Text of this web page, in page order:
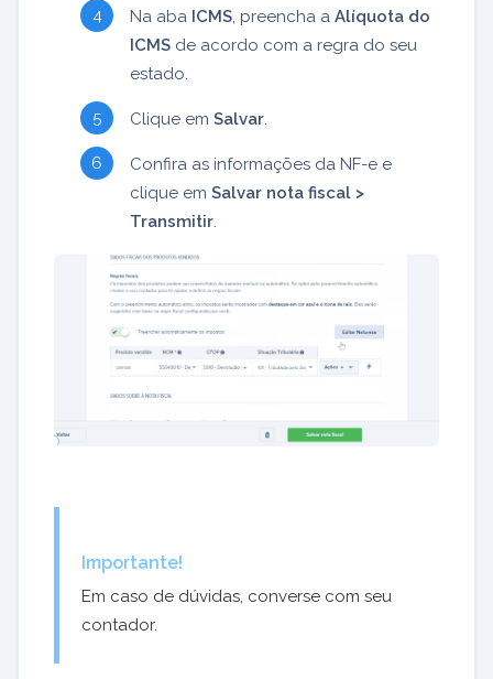
Na aba ICMS , preencha a Alíquota do
ICMS de acordo com a regra do seu
estado.
Clique em Salvar
Confira as informações da NF-e e
clique em Salvar nota fiscal >
Transmitir
Importante!
Em caso de dúvidas, converse com seu
contador.